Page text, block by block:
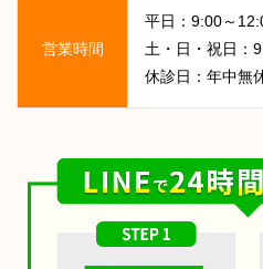
営業時間
平日：9:00～
土・日・祝日：
休診日：年中無